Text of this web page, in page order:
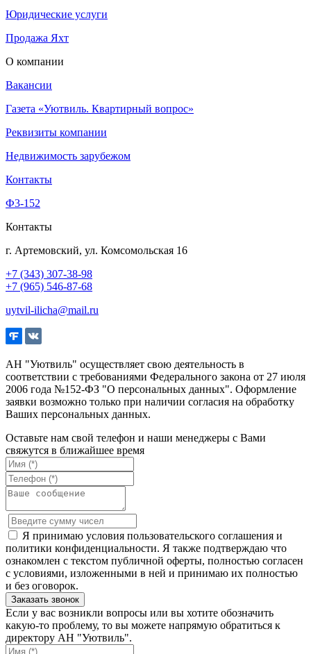
Юридические услуги
Продажа Яхт
О компании
Вакансии
Газета «Уютвиль. Квартирный вопрос»
Реквизиты компании
Недвижимость зарубежом
Контакты
Ф3-152
Контакты
г. Артемовский, ул. Комсомольская 16
+7 (343) 307-38-98
+7 (965) 546-87-68
uytvil-ilicha@mail.ru
АН "Уютвиль" осуществляет свою деятельность в
соответствии с требованиями Федерального закона от 27 июля
2006 года №152-ФЗ "О персональных данных". Оформление
заявки возможно только при наличии согласия на обработку
Ваших персональных данных.
Оставьте нам свой телефон и наши менеджеры с Вами
свяжутся в ближайшее время
Я принимаю условия пользовательского соглашения и
политики конфиденциальности. Я также подтверждаю что
ознакомлен с текстом публичной оферты, полностью согласен
с условиями, изложенными в ней и принимаю их полностью
и без оговорок.
Если у вас возникли вопросы или вы хотите обозначить
какую-то проблему, то вы можете напрямую обратиться к
директору АН "Уютвиль".